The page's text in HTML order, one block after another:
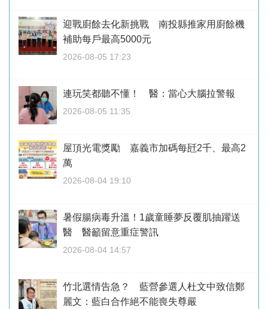
迎戰廚餘去化新挑戰 南投縣推家用廚餘機
補助每戶最高5000元
2026-08-05 17:23
連玩笑都聽不懂！ 醫：當心大腦拉警報
2026-08-05 11:35
屋頂光電獎勵 嘉義市加碼每瓩2千、最高2
萬
2026-08-04 19:10
暑假腸病毒升溫！1歲童睡夢反覆肌抽躍送
醫 醫籲留意重症警訊
2026-08-04 14:57
竹北選情告急？ 藍營參選人杜文中致信鄭
麗文：藍白合作絕不能喪失尊嚴